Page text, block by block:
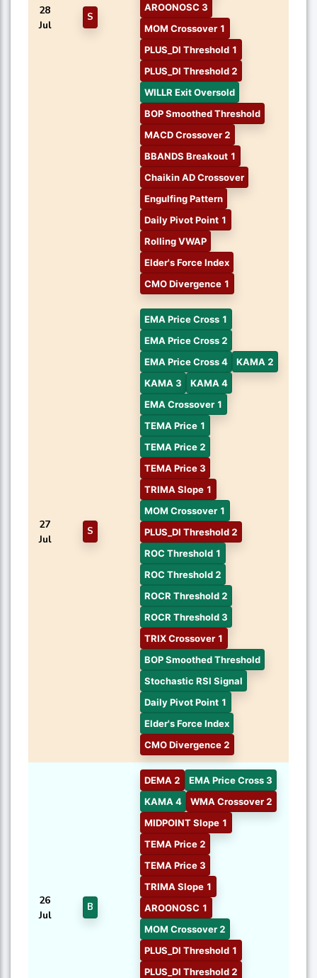
28
Jul
S
AROONOSC 3
MOM Crossover 1
PLUS_DI Threshold 1
PLUS_DI Threshold 2
WILLR Exit Oversold
BOP Smoothed Threshold
MACD Crossover 2
BBANDS Breakout 1
Chaikin AD Crossover
Engulfing Pattern
Daily Pivot Point 1
Rolling VWAP
Elder's Force Index
CMO Divergence 1
27
Jul
S
EMA Price Cross 1
EMA Price Cross 2
EMA Price Cross 4
KAMA 2
KAMA 3
KAMA 4
EMA Crossover 1
TEMA Price 1
TEMA Price 2
TEMA Price 3
TRIMA Slope 1
MOM Crossover 1
PLUS_DI Threshold 2
ROC Threshold 1
ROC Threshold 2
ROCR Threshold 2
ROCR Threshold 3
TRIX Crossover 1
BOP Smoothed Threshold
Stochastic RSI Signal
Daily Pivot Point 1
Elder's Force Index
CMO Divergence 2
26
Jul
B
DEMA 2
EMA Price Cross 3
KAMA 4
WMA Crossover 2
MIDPOINT Slope 1
TEMA Price 2
TEMA Price 3
TRIMA Slope 1
AROONOSC 1
MOM Crossover 2
PLUS_DI Threshold 1
PLUS_DI Threshold 2